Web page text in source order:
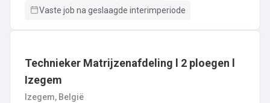
dagelijkse leiding van Atelierverantwoordelijke.
Vaste job na geslaagde interimperiode
Technieker Matrijzenafdeling l 2 ploegen l
Izegem
Izegem, België